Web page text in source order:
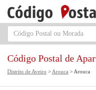
Código Postal de
Distrito de Aveiro > Arouca > Arouca